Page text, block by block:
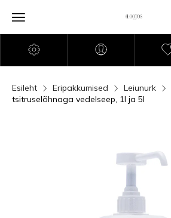
Esileht Eripakkumised Leiunurk
tsitruselõhnaga vedelseep, 1l ja 5l